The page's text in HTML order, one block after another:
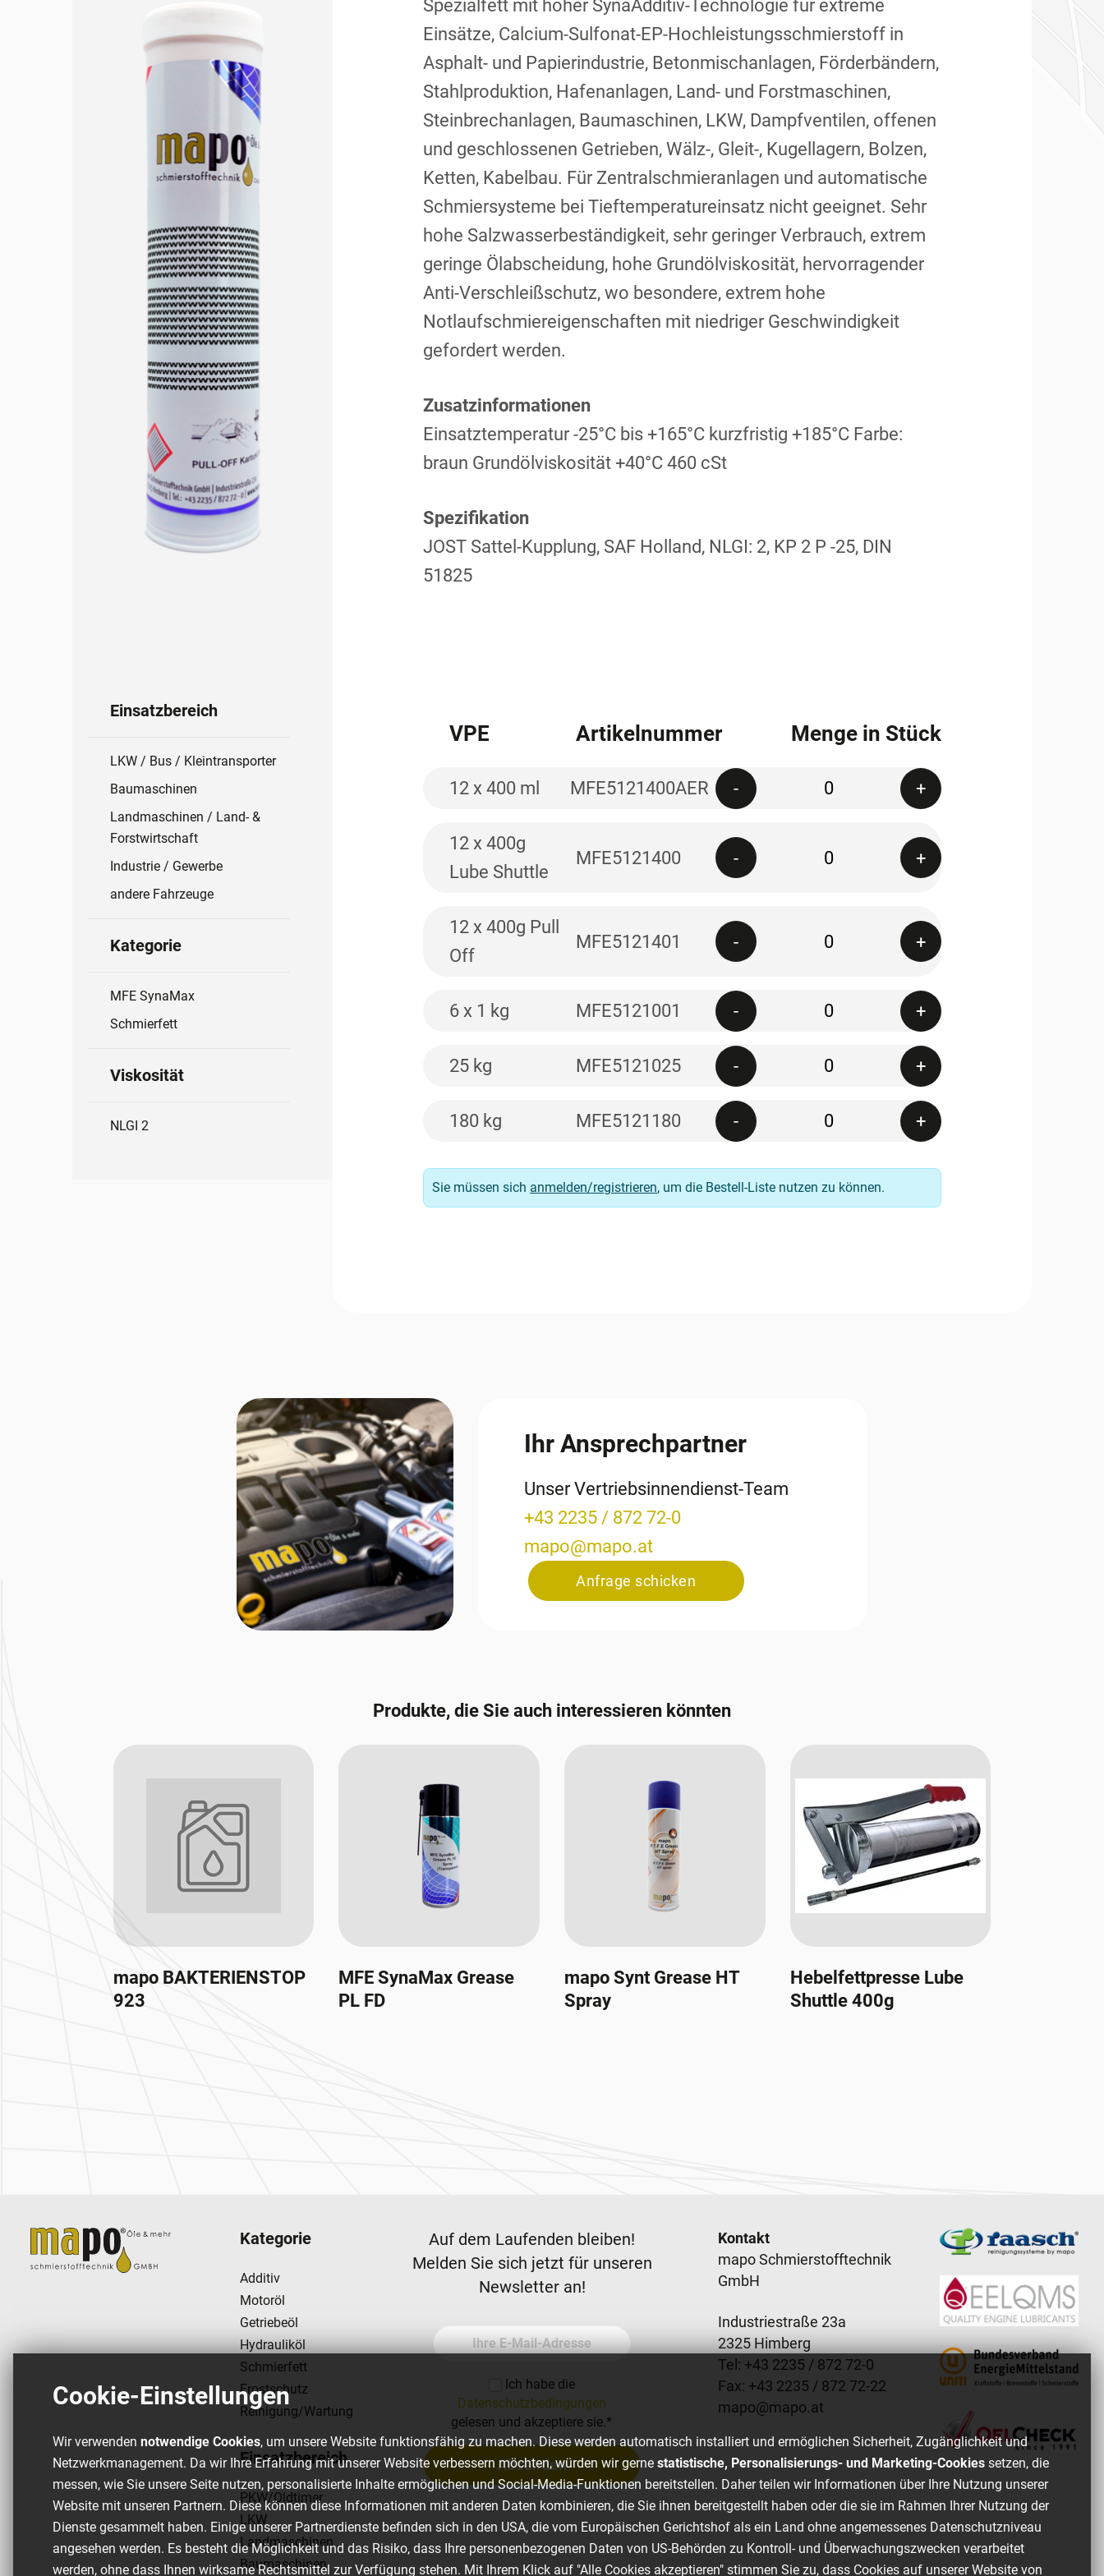
Einsatzbereich
LKW / Bus / Kleintransporter
Baumaschinen
Landmaschinen / Land- &
Forstwirtschaft
Industrie / Gewerbe
andere Fahrzeuge
Kategorie
MFE SynaMax
Schmierfett
Viskosität
NLGI 2
Spezialfett mit hoher SynaAdditiv-Technologie für extreme
Einsätze, Calcium-Sulfonat-EP-Hochleistungsschmierstoff in
Asphalt- und Papierindustrie, Betonmischanlagen, Förderbändern,
Stahlproduktion, Hafenanlagen, Land- und Forstmaschinen,
Steinbrechanlagen, Baumaschinen, LKW, Dampfventilen, offenen
und geschlossenen Getrieben, Wälz-, Gleit-, Kugellagern, Bolzen,
Ketten, Kabelbau. Für Zentralschmieranlagen und automatische
Schmiersysteme bei Tieftemperatureinsatz nicht geeignet. Sehr
hohe Salzwasserbeständigkeit, sehr geringer Verbrauch, extrem
geringe Ölabscheidung, hohe Grundölviskosität, hervorragender
Anti-Verschleißschutz, wo besondere, extrem hohe
Notlaufschmiereigenschaften mit niedriger Geschwindigkeit
gefordert werden.
Zusatzinformationen
Einsatztemperatur -25°C bis +165°C kurzfristig +185°C Farbe:
braun Grundölviskosität +40°C 460 cSt
Spezifikation
JOST Sattel-Kupplung, SAF Holland, NLGI: 2, KP 2 P -25, DIN
51825
VPE Artikelnummer Menge in Stück
12 x 400 ml MFE5121400AER - Quantity
+
12 x 400g
Lube Shuttle
MFE5121400 - Quantity
+
12 x 400g Pull
Off
MFE5121401 - Quantity
+
6 x 1 kg MFE5121001 - Quantity
+
25 kg MFE5121025 - Quantity
+
180 kg MFE5121180 - Quantity
+
Sie müssen sich anmelden/registrieren, um die Bestell-Liste nutzen zu können.
Ihr Ansprechpartner
Unser Vertriebsinnendienst-Team
+43 2235 / 872 72-0
mapo@mapo.at
Anfrage schicken
Produkte, die Sie auch interessieren könnten
mapo BAKTERIENSTOP
923
MFE SynaMax Grease
PL FD
mapo Synt Grease HT
Spray
Hebelfettpresse Lube
Shuttle 400g
Kategorie
Additiv
Motoröl
Getriebeöl
Hydrauliköl
Schmierfett
Frostschutz
Reinigung/Wartung
Einsatzbereich
PKW/Oldtimer
LKW
Landmaschinen
Baumaschinen
Newsletter
Auf dem Laufenden bleiben!
Melden Sie sich jetzt für unseren
Newsletter an!
Ihre E-Mail-Adresse
Ich habe die
Datenschutzbedingungen
gelesen und akzeptiere sie.*
Absenden
Footer content
Kontakt
mapo Schmierstofftechnik
GmbH
Industriestraße 23a
2325 Himberg
Tel: +43 2235 / 872 72-0
Fax: +43 2235 / 872 72-22
mapo@mapo.at
Cookie-Einstellungen
Wir verwenden notwendige Cookies, um unsere Website funktionsfähig zu machen. Diese werden automatisch installiert und ermöglichen Sicherheit, Zugänglichkeit und
Netzwerkmanagement. Da wir Ihre Erfahrung mit unserer Website verbessern möchten, würden wir gerne statistische, Personalisierungs- und Marketing-Cookies setzen, die
messen, wie Sie unsere Seite nutzen, personalisierte Inhalte ermöglichen und Social-Media-Funktionen bereitstellen. Daher teilen wir Informationen über Ihre Nutzung unserer
Website mit unseren Partnern. Diese können diese Informationen mit anderen Daten kombinieren, die Sie ihnen bereitgestellt haben oder die sie im Rahmen Ihrer Nutzung der
Dienste gesammelt haben. Einige unserer Partnerdienste befinden sich in den USA, die vom Europäischen Gerichtshof als ein Land ohne angemessenes Datenschutzniveau
angesehen werden. Es besteht die Möglichkeit und das Risiko, dass Ihre personenbezogenen Daten von US-Behörden zu Kontroll- und Überwachungszwecken verarbeitet
werden, ohne dass Ihnen wirksame Rechtsmittel zur Verfügung stehen. Mit Ihrem Klick auf "Alle Cookies akzeptieren" stimmen Sie zu, dass Cookies auf unserer Website von